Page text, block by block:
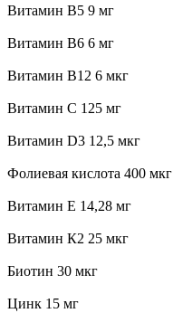
Витамин В5 9 мг
Витамин В6 6 мг
Витамин В12 6 мкг
Витамин С 125 мг
Витамин D3 12,5 мкг
Фолиевая кислота 400 мкг
Витамин Е 14,28 мг
Витамин К2 25 мкг
Биотин 30 мкг
Цинк 15 мг